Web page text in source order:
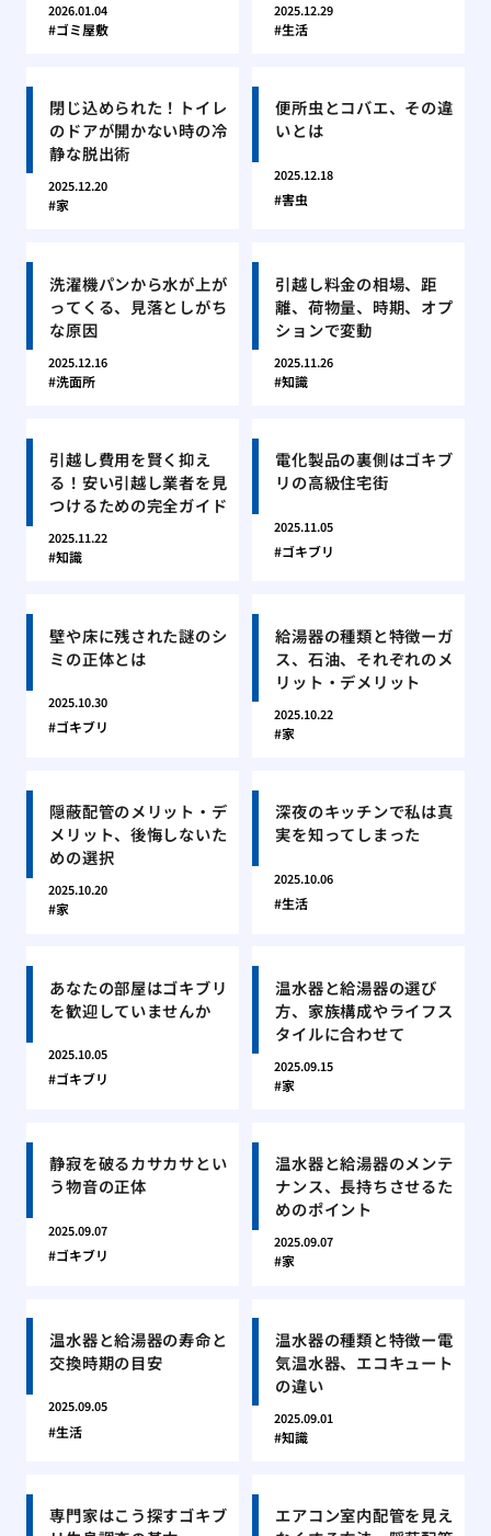
2026.01.04
ゴミ屋敷
2025.12.29
生活
閉じ込められた！トイレ
のドアが開かない時の冷
静な脱出術
2025.12.20
家
便所虫とコバエ、その違
いとは
2025.12.18
害虫
洗濯機パンから水が上が
ってくる、見落としがち
な原因
2025.12.16
洗面所
引越し料金の相場、距
離、荷物量、時期、オプ
ションで変動
2025.11.26
知識
引越し費用を賢く抑え
る！安い引越し業者を見
つけるための完全ガイド
2025.11.22
知識
電化製品の裏側はゴキブ
リの高級住宅街
2025.11.05
ゴキブリ
壁や床に残された謎のシ
ミの正体とは
2025.10.30
ゴキブリ
給湯器の種類と特徴ーガ
ス、石油、それぞれのメ
リット・デメリット
2025.10.22
家
隠蔽配管のメリット・デ
メリット、後悔しないた
めの選択
2025.10.20
家
深夜のキッチンで私は真
実を知ってしまった
2025.10.06
生活
あなたの部屋はゴキブリ
を歓迎していませんか
2025.10.05
ゴキブリ
温水器と給湯器の選び
方、家族構成やライフス
タイルに合わせて
2025.09.15
家
静寂を破るカサカサとい
う物音の正体
2025.09.07
ゴキブリ
温水器と給湯器のメンテ
ナンス、長持ちさせるた
めのポイント
2025.09.07
家
温水器と給湯器の寿命と
交換時期の目安
2025.09.05
生活
温水器の種類と特徴ー電
気温水器、エコキュート
の違い
2025.09.01
知識
専門家はこう探すゴキブ
エアコン室内配管を見え